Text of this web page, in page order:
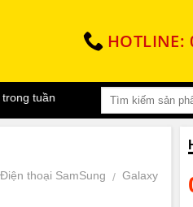
HOTLINE:
Điện thoại SamSung / Galaxy